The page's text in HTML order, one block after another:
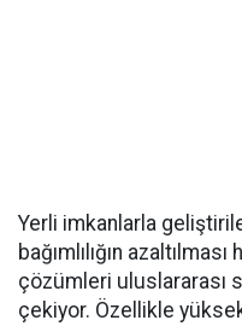
Yerli imkanlarla
bağımlılığın
çözümleri uluslararası
çekiyor. Özellikle